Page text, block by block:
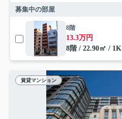
募集中の部屋
8階
13.3万円
8階 / 22.90㎡ / 1K
賃貸マンション